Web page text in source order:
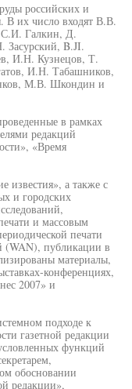
российских и
В их число входят В.В.
С.И. Галкин, Д.
Засурский, B.JI.
И.Н. Кузнецов, Т.
И.Н. Табашников,
М.В. Шкондин и
в рамках
редакций
«Время
известия», а также с
и городских
и массовым
печати
(WAN), публикации в
материалы,
конференциях,
2007» и
подходе к
газетной редакции
функций
обосновании
редакции»,